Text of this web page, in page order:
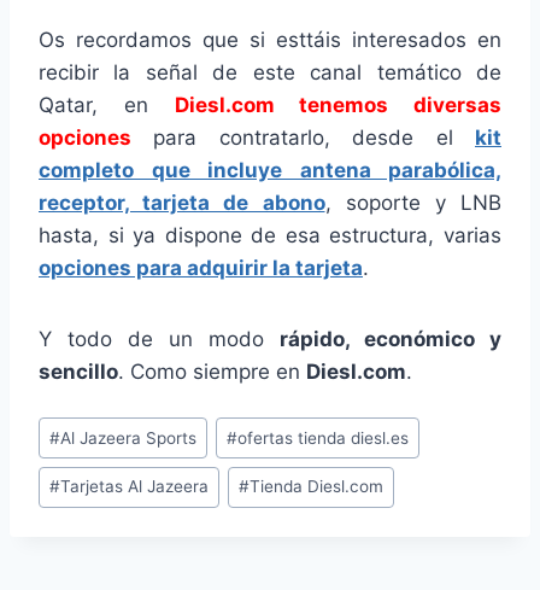
Os recordamos que si esttáis interesados en
recibir la señal de este canal temático de
Qatar, en Diesl.com tenemos diversas
opciones para contratarlo, desde el kit
completo que incluye antena parabólica,
receptor, tarjeta de abono, soporte y LNB
hasta, si ya dispone de esa estructura, varias
opciones para adquirir la tarjeta.
Y todo de un modo rápido, económico y
sencillo. Como siempre en Diesl.com.
Etiquetas
de
la
#Al Jazeera Sports #ofertas tienda diesl.es
#Tarjetas Al Jazeera #Tienda Diesl.com